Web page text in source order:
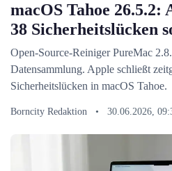
macOS Tahoe 26.5.2:
38 Sicherheitslücken
Open-Source-Reiniger PureMac
Datensammlung. Apple schließt
Sicherheitslücken in macOS Tahoe.
Borncity Redaktion • 30.06.2026,